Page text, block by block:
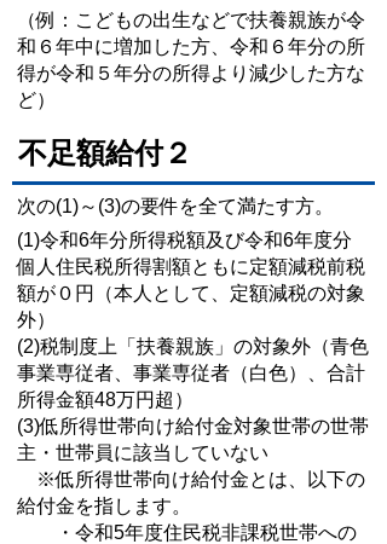
（例：こどもの出生などで扶養親族が令
和６年中に増加した方、令和６年分の所
得が令和５年分の所得より減少した方な
ど）
不足額給付２
次の(1)～(3)の要件を全て満たす方。
(1)令和6年分所得税額及び令和6年度分
個人住民税所得割額ともに定額減税前税
額が０円（本人として、定額減税の対象
外）
(2)税制度上「扶養親族」の対象外（青色
事業専従者、事業専従者（白色）、合計
所得金額48万円超）
(3)低所得世帯向け給付金対象世帯の世帯
主・世帯員に該当していない
※低所得世帯向け給付金とは、以下の
給付金を指します。
・令和5年度住民税非課税世帯への